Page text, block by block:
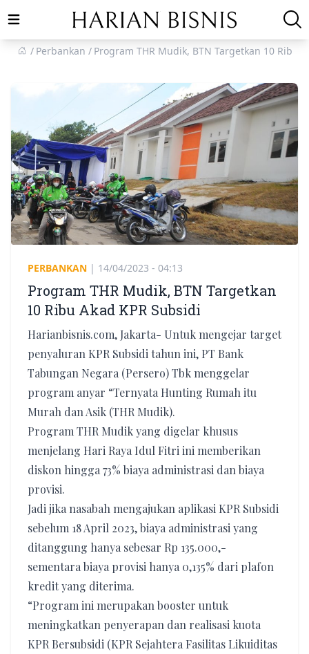
Open main menu
Perbankan
Program THR Mudik, BTN Targetkan 10 Ribu
PERBANKAN | 14/04/2023 - 04:13
Program THR Mudik, BTN Targetkan
10 Ribu Akad KPR Subsidi
Harianbisnis.com, Jakarta- Untuk mengejar target
penyaluran KPR Subsidi tahun ini, PT Bank
Tabungan Negara (Persero) Tbk menggelar
program anyar “Ternyata Hunting Rumah itu
Murah dan Asik (THR Mudik).
Program THR Mudik yang digelar khusus
menjelang Hari Raya Idul Fitri ini memberikan
diskon hingga 73% biaya administrasi dan biaya
provisi.
Jadi jika nasabah mengajukan aplikasi KPR Subsidi
sebelum 18 April 2023, biaya administrasi yang
ditanggung hanya sebesar Rp 135.000,-
sementara biaya provisi hanya 0,135% dari plafon
kredit yang diterima.
“Program ini merupakan booster untuk
meningkatkan penyerapan dan realisasi kuota
KPR Bersubsidi (KPR Sejahtera Fasilitas Likuiditas